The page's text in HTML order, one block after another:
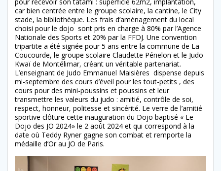
car bien centrée entre le groupe scolaire, la cantine, le City
stade, la bibliothèque. Les frais d’aménagement du local
choisi pour le dojo sont pris en charge à 80% par l’Agence
Nationale des Sports et 20% par la FFDJ. Une convention
tripartite a été signée pour 5 ans entre la commune de La
Coucourde, le groupe scolaire Claudette Pénelon et le Judo
Kwaï de Montélimar, créant un véritable partenariat.
L’enseignant de Judo Emmanuel Maisières dispense depuis
mi-septembre des cours d’éveil pour les tout-petits , des
cours pour des mini-poussins et poussins et leur
transmettre les valeurs du judo : amitié, contrôle de soi,
respect, honneur, politesse et sincérité. Le verre de l’amitié
sportive clôture cette inauguration du Dojo baptisé « Le
Dojo des JO 2024» le 2 août 2024 et qui correspond à la
date où Teddy Ryner gagne son combat et remporte la
médaille d’Or au JO de Paris.